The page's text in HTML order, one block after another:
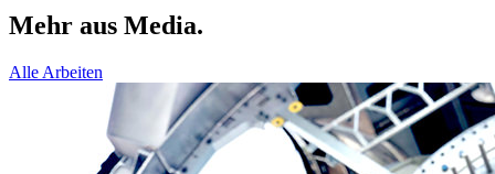
Mehr aus Media.
Alle Arbeiten